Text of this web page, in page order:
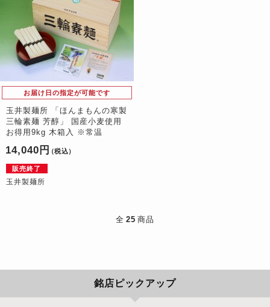
お届け日の指定が可能です
玉井製麺所 「ほんまもんの寒製
三輪素麺 芳醇」 国産小麦使用
お得用9kg 木箱入 ※常温
14,040円 （税込）
販売終了
玉井製麺所
全 25 商品
銘店ピックアップ